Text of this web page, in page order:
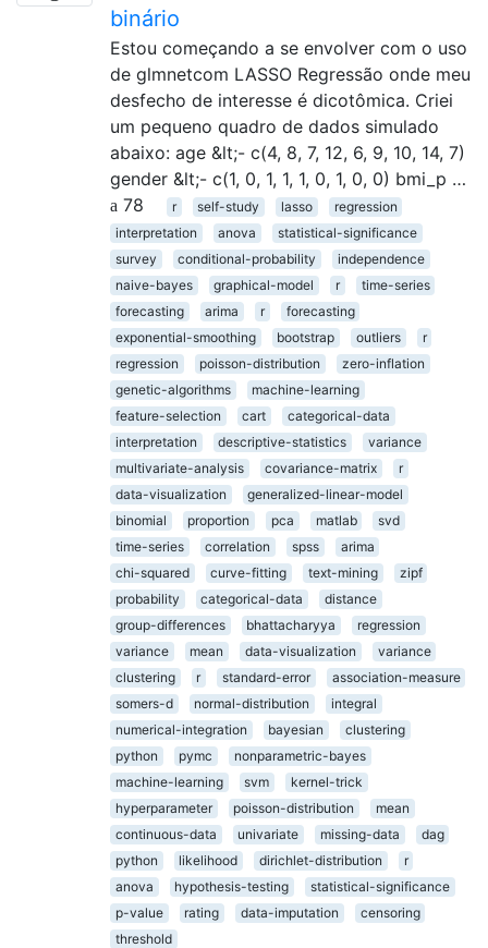
binário
Estou começando a se envolver com o uso
de glmnetcom LASSO Regressão onde meu
desfecho de interesse é dicotômica. Criei
um pequeno quadro de dados simulado
abaixo: age &lt;- c(4, 8, 7, 12, 6, 9, 10, 14, 7)
gender &lt;- c(1, 0, 1, 1, 1, 0, 1, 0, 0) bmi_p …
78
r self-study lasso
regression
interpretation
anova
statistical-significance
survey
conditional-probability
independence
naive-bayes
graphical-model r
time-series
forecasting
arima r
forecasting
exponential-smoothing
bootstrap outliers
r
regression
poisson-distribution
zero-inflation
genetic-algorithms
machine-learning
feature-selection
cart
categorical-data
interpretation
descriptive-statistics
variance
multivariate-analysis
covariance-matrix
r
data-visualization
generalized-linear-model
binomial
proportion pca matlab
svd
time-series
correlation spss
arima
chi-squared
curve-fitting text-mining
zipf
probability
categorical-data
distance
group-differences
bhattacharyya
regression
variance
mean data-visualization
variance
clustering
r standard-error
association-measure
somers-d
normal-distribution
integral
numerical-integration
bayesian
clustering
python
pymc
nonparametric-bayes
machine-learning
svm
kernel-trick
hyperparameter
poisson-distribution
mean
continuous-data
univariate missing-data
dag
python
likelihood dirichlet-distribution
r
anova
hypothesis-testing
statistical-significance
p-value
rating data-imputation
censoring
threshold